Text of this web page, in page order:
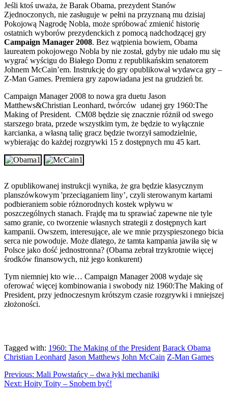
Jeśli ktoś uważa, że Barak Obama, prezydent Stanów
Zjednoczonych, nie zasługuje w pełni na przyznaną mu dzisiaj
Pokojową Nagrodę Nobla, może spróbować zmienić historię
ostatnich wyborów prezydenckich z pomocą nadchodzącej gry
Campaign Manager 2008. Bez wątpienia bowiem, Obama
laureatem pokojowego Nobla by nie został, gdyby nie udało mu się
wygrać wyścigu do Białego Domu z republikańskim senatorem
Johnem McCain’em. Instrukcję do gry opublikował wydawca gry –
Z-Man Games. Premiera gry zapowiadana jest na grudzień br.
Campaign Manager 2008 to nowa gra duetu Jason
Matthews&Christian Leonhard, twórców udanej gry 1960:The
Making of President. CM08 będzie się znacznie różnił od swego
starszego brata, przede wszystkim tym, że będzie to wyłącznie
karcianka, a własną talię gracz będzie tworzył samodzielnie,
wybierając do każdej rozgrywki 15 z dostępnych mu 45 kart.
Z opublikowanej instrukcji wynika, że gra będzie klasycznym
planszówkowym 'przeciąganiem liny’, czyli sterowanym kartami
podbieraniem sobie różnorodnych kostek wpływu w
poszczególnych stanach. Frajdę ma tu sprawiać zapewne nie tyle
samo granie, co tworzenie własnych strategii z dostępnych kart
kampanii. Owszem, interesujące, ale we mnie przyspieszonego bicia
serca nie powoduje. Może dlatego, że tamta kampania jawiła się w
Polsce jako dość jednostronna? (Obama zebrał trzykrotnie więcej
środków finansowych, niż jego konkurent)
Tym niemniej kto wie… Campaign Manager 2008 wydaje się
oferować więcej kombinowania i swobody niż 1960:The Making of
President, przy jednoczesnym krótszym czasie rozgrywki i mniejszej
złożoności.
Tagged with: 1960: The Making of the President Barack Obama
Christian Leonhard Jason Matthews John McCain Z-Man Games
Previous: Mali Powstańcy – dwa łyki mechaniki
Next: Hoity Toity – Snobem być!